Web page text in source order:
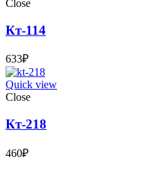
Close
Кт-114
633₽
Quick view
Close
Кт-218
460₽